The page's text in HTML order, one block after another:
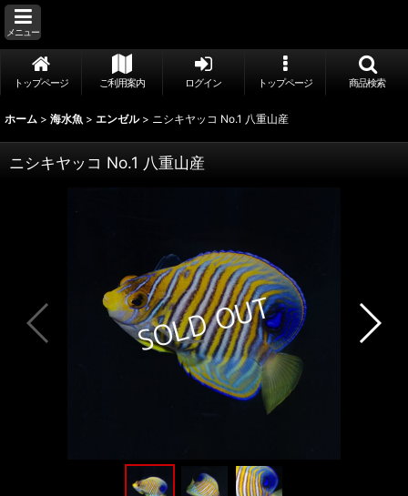
メニュー
トップページ ご利用案内 ログイン トップページ 商品検索
ホーム > 海水魚 > エンゼル > ニシキヤッコ No.1 八重山産
ニシキヤッコ No.1 八重山産